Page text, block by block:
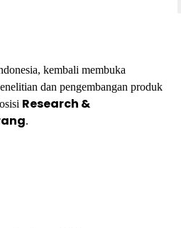
kembali membuka
dan pengembangan produk
Research &
.